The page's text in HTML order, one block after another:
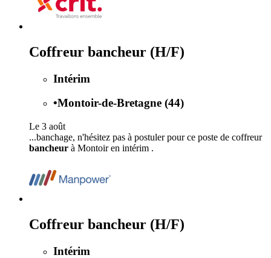
Coffreur bancheur (H/F)
Intérim
•Montoir-de-Bretagne (44)
Le 3 août
...banchage, n'hésitez pas à postuler pour ce poste de coffreur
bancheur à Montoir en intérim .
Coffreur bancheur (H/F)
Intérim